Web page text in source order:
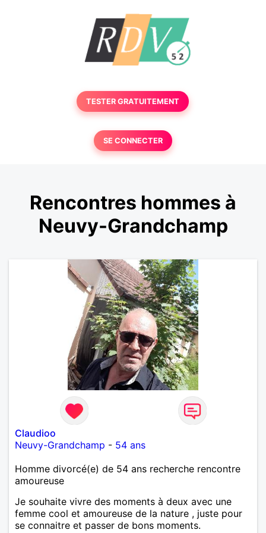
TESTER GRATUITEMENT
SE CONNECTER
Rencontres hommes à
Neuvy-Grandchamp
Claudioo
Neuvy-Grandchamp - 54 ans
Homme divorcé(e) de 54 ans recherche rencontre
amoureuse
Je souhaite vivre des moments à deux avec une
femme cool et amoureuse de la nature , juste pour
se connaitre et passer de bons moments.